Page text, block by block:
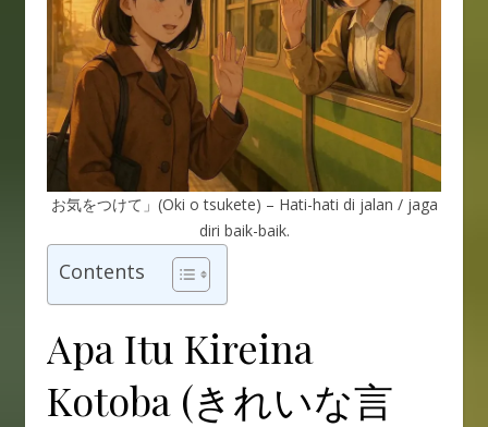
お気をつけて」(Oki o tsukete) – Hati-hati di jalan / jaga
diri baik-baik.
Contents
Apa Itu Kireina
Kotoba (きれいな言